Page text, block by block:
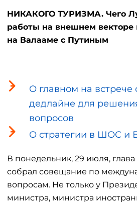
НИКАКОГО ТУРИЗМА. Чего
работы на внешнем векторе
на Валааме с Путиным
О главном на
дедлайне для
вопросов
О стратегии в ШОС и
В понедельник, 29 июля, глава
собрал совещание по
вопросам. Не только у
министра, министра